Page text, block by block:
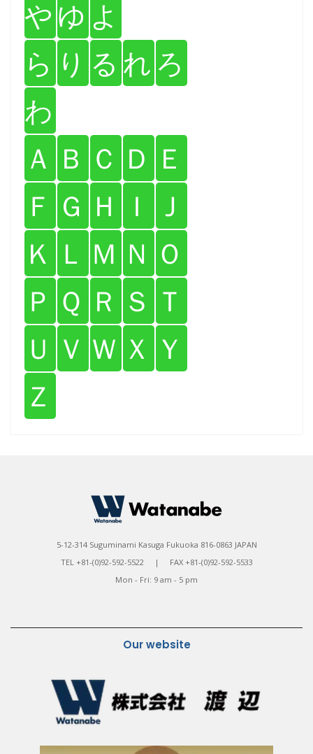
や ゆ よ
ら り る れ ろ
わ
Ａ Ｂ Ｃ Ｄ Ｅ
Ｆ Ｇ Ｈ Ｉ
Ｊ
Ｋ Ｌ Ｍ Ｎ Ｏ
Ｐ Ｑ Ｒ Ｓ Ｔ
Ｕ Ｖ Ｗ Ｘ Ｙ
Ｚ
5-12-314 Suguminami Kasuga Fukuoka 816-0863 JAPAN
TEL +81-(0)92-592-5522 | FAX +81-(0)92-592-5533
Mon - Fri: 9 am - 5 pm
Our website